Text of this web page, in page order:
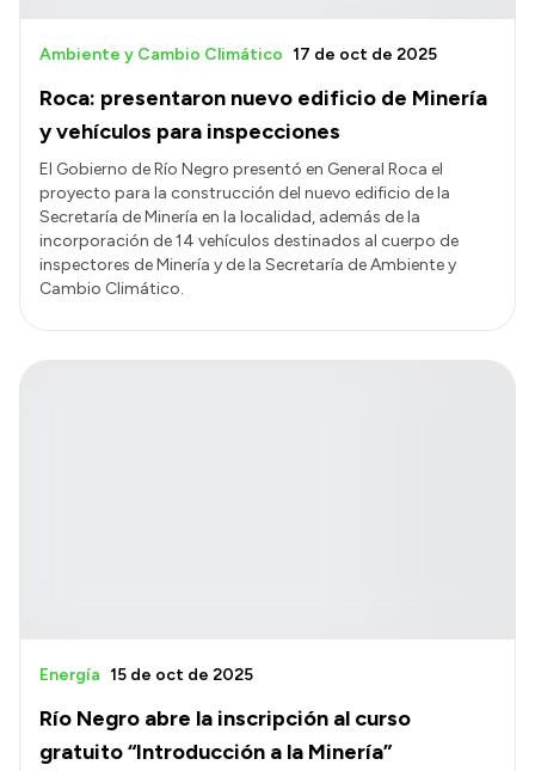
Roca: presentaron nuevo edificio de Minería
y vehículos para inspecciones
Ambiente y Cambio Climático 17 de oct de 2025
El Gobierno de Río Negro presentó en General Roca el
proyecto para la construcción del nuevo edificio de la
Secretaría de Minería en la localidad, además de la
incorporación de 14 vehículos destinados al cuerpo de
inspectores de Minería y de la Secretaría de Ambiente y
Cambio Climático.
Río Negro abre la inscripción al curso
gratuito “Introducción a la Minería”
Energía 15 de oct de 2025